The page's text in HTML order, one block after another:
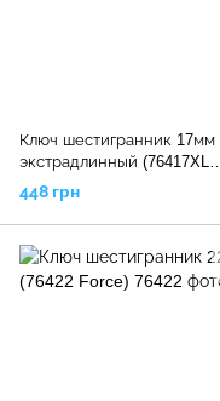
Ключ шестигранник 17мм
экстрадлинный (76417XL
Force)
448 грн